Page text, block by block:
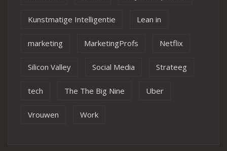
Kunstmatige Intelligentie Lean in
marketing MarketingProfs Netflix
Silicon Valley Social Media Strateeg
tech The The Big Nine Uber
Vrouwen Work